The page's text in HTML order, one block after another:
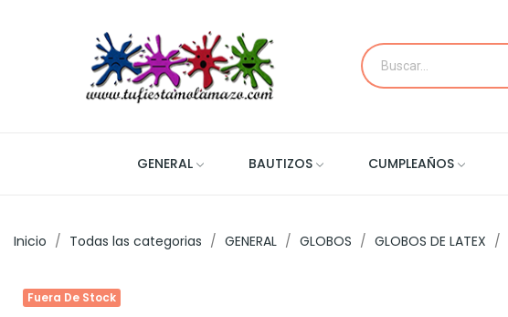
GENERAL BAUTIZOS CUMPLEAÑOS
Inicio Todas las categorias GENERAL GLOBOS GLOBOS DE LATEX
Fuera De Stock